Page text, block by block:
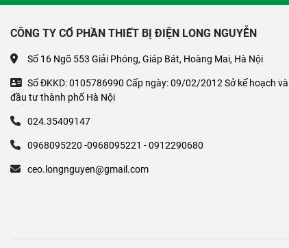
CÔNG TY CỔ PHẦN THIẾT BỊ ĐIỆN LONG NGUYỄN
Số 16 Ngõ 553 Giải Phóng, Giáp Bát, Hoàng Mai, Hà Nội
Số ĐKKD: 0105786990 Cấp ngày: 09/02/2012 Sở kế hoạch và
đầu tư thành phố Hà Nội
024.35409147
0968095220 -0968095221 - 0912290680
ceo.longnguyen@gmail.com